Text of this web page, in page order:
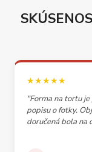
★★★★★
"Forma na tortu
popisu o fotky.
doručená bola na